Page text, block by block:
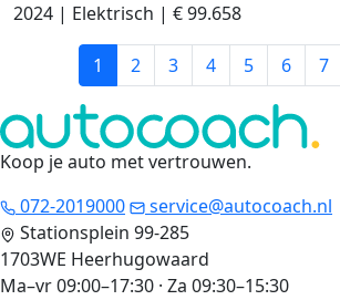
2024 | Elektrisch | € 99.658
1 2 3 4 5 6 7
Koop je auto met vertrouwen.
072-2019000
service@autocoach.nl
Stationsplein 99-285
1703WE Heerhugowaard
Ma–vr 09:00–17:30 · Za 09:30–15:30